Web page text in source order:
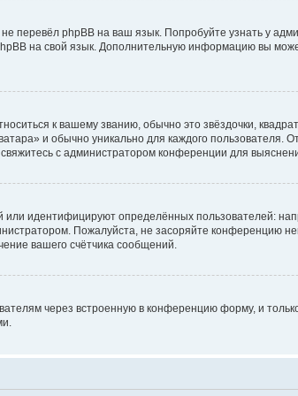
перевёл phpBB на ваш язык. Попробуйте узнать у
на свой язык. Дополнительную информацию вы
к вашему званию, обычно это звёздочки,
и обычно уникально для каждого пользователя.
с администратором конференции для
идентифицируют определённых пользователей:
Пожалуйста, не засоряйте конференцию
вашего счётчика сообщений.
через встроенную в конференцию форму, и